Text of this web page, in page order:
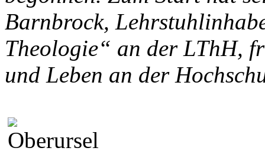
Barnbrock,
Theologie“ an der LThH,
und Leben an der